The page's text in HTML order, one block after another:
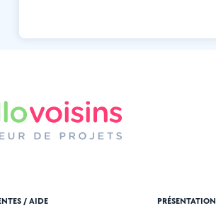
/ AIDE PRÉSENTATION